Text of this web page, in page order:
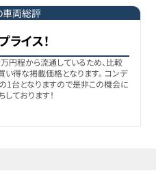
両総評
イス！
円程から流通しているため、比較
得な掲載価格となります。 コンデ
1台となりますので是非この機会に
ております！